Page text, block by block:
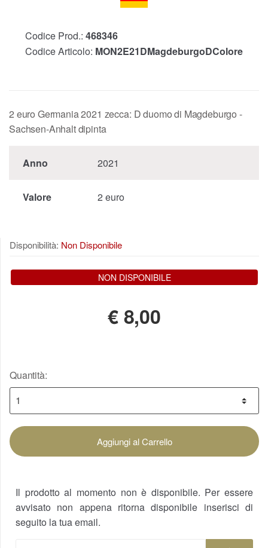
Codice Prod.: 468346
Codice Articolo: MON2E21DMagdeburgoDColore
2 euro Germania 2021 zecca: D duomo di Magdeburgo -
Sachsen-Anhalt dipinta
Anno 2021
Valore 2 euro
Disponibilità: Non Disponibile
NON DISPONIBILE
€8,00
Quantità:
Aggiungi al Carrello
Il prodotto al momento non è disponibile. Per essere
avvisato non appena ritorna disponibile inserisci di
seguito la tua email.